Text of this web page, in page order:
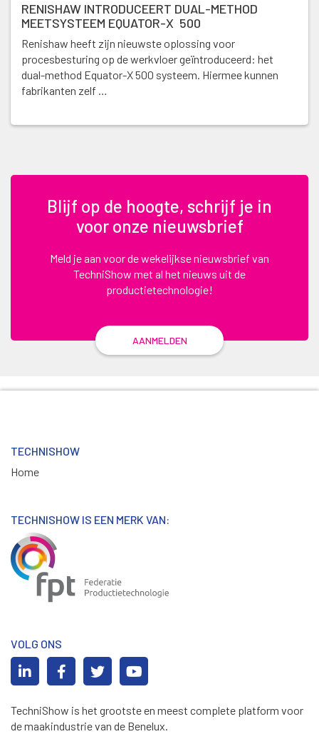
RENISHAW INTRODUCEERT DUAL-METHOD
MEETSYSTEEM EQUATOR-X 500
Renishaw heeft zijn nieuwste oplossing voor
procesbesturing op de werkvloer geïntroduceerd: het
dual-method Equator-X 500 systeem. Hiermee kunnen
fabrikanten zelf …
Blijf op de hoogte, schrijf je in
voor onze nieuwsbrief
Meld je aan voor de wekelijkse nieuwsbrief van
TechniShow met al het nieuws uit de
productietechnologie!
AANMELDEN
TECHNISHOW
Home
TECHNISHOW IS EEN MERK VAN:
VOLG ONS
TechniShow is het grootste en meest complete platform voor
de maakindustrie van de Benelux.